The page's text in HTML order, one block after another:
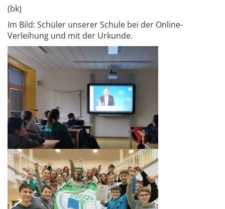
(bk)
Im Bild: Schüler unserer Schule bei der Online-
Verleihung und mit der Urkunde.